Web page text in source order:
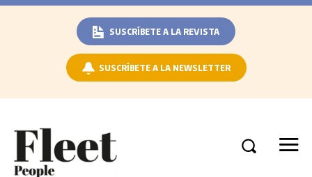
SUSCRÍBETE A LA REVISTA
SUSCRÍBETE A LA NEWSLETTER